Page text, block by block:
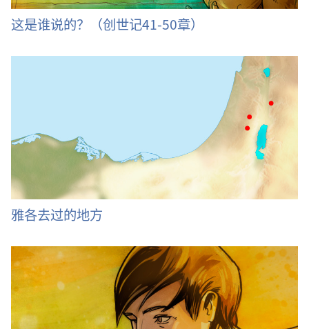
这是谁说的？（创世记41-50章）
雅各去过的地方